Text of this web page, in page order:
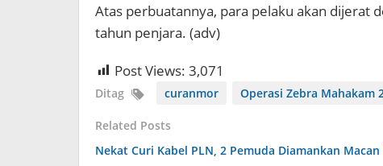
Atas perbuatannya, para pelaku akan dijerat
tahun penjara. (adv)
Post Views: 3,071
Ditag curanmor Operasi Zebra Mahakam
Related Posts
Nekat Curi Kabel PLN, 2 Pemuda Diamankan